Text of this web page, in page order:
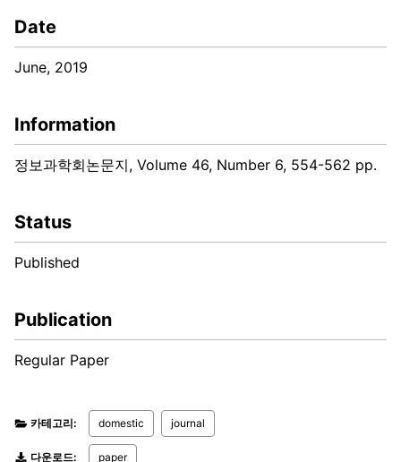
Date
June, 2019
Information
정보과학회논문지, Volume 46, Number 6, 554-562 pp.
Status
Published
Publication
Regular Paper
카테고리: domestic journal
다운로드: paper